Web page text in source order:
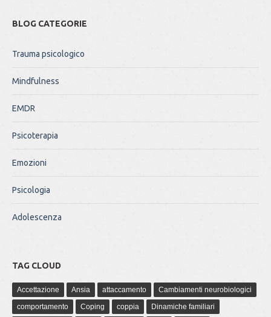
BLOG CATEGORIE
Trauma psicologico
Mindfulness
EMDR
Psicoterapia
Emozioni
Psicologia
Adolescenza
TAG CLOUD
Accettazione Ansia attaccamento
Cambiamenti neurobiologici
comportamento
Coping coppia
Dinamiche familiari